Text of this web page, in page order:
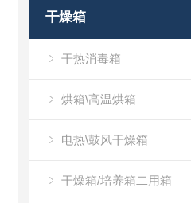
干燥箱
干热消毒箱
烘箱\高温烘箱
电热\鼓风干燥箱
干燥箱/培养箱二用箱